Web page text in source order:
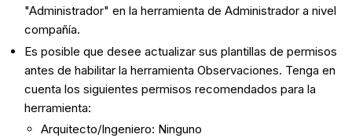
"Administrador" en la herramienta de Administrador a nivel
compañía.
Es posible que desee actualizar sus plantillas de permisos
antes de habilitar la herramienta Observaciones. Tenga en
cuenta los siguientes permisos recomendados para la
herramienta:
Arquitecto/Ingeniero: Ninguno